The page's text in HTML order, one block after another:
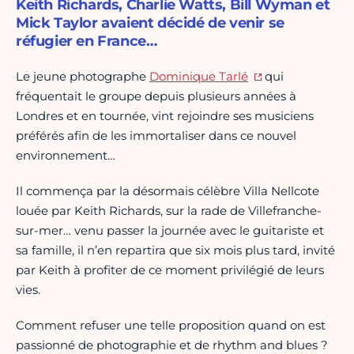
Keith Richards, Charlie Watts, Bill Wyman et
Mick Taylor avaient décidé de venir se
réfugier en France…
Le jeune photographe Dominique Tarlé
qui
fréquentait le groupe depuis plusieurs années à
Londres et en tournée, vint rejoindre ses musiciens
préférés afin de les immortaliser dans ce nouvel
environnement…
Il commença par la désormais célèbre Villa Nellcote
louée par Keith Richards, sur la rade de Villefranche-
sur-mer… venu passer la journée avec le guitariste et
sa famille, il n’en repartira que six mois plus tard, invité
par Keith à profiter de ce moment privilégié de leurs
vies.
Comment refuser une telle proposition quand on est
passionné de photographie et de rhythm and blues ?